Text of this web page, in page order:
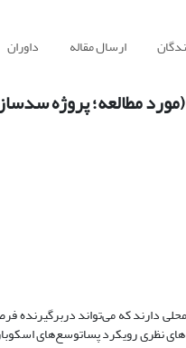
ارسال مقاله داوران
مطالعه؛ پروژه
دارند که می‌تواند دربرگیرنده
نظری رویکرد پساتوسع‌های